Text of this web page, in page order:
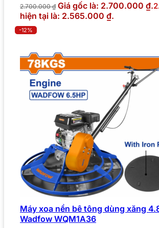
2.700.000₫ Giá gốc là: 2.700.000 ₫.
hiện tại là: 2.565.000 ₫.
-12%
Máy xoa nền bê tông dùng xăng
Wadfow WQM1A36